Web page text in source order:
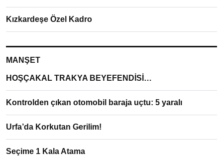
Kızkardeşe Özel Kadro
MANŞET
HOŞÇAKAL TRAKYA BEYEFENDİSİ…
Kontrolden çıkan otomobil baraja uçtu: 5 yaralı
Urfa’da Korkutan Gerilim!
Seçime 1 Kala Atama